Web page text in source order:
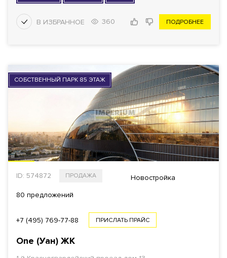
360 ПОДРОБНЕЕ
СОБСТВЕННЫЙ ПАРК 85 ЭТАЖ
ID: 574872 ПРОДАЖА Новостройка
80 предложений
+7 (495) 769-77-88 ПРИСЛАТЬ ПРАЙС
One (Уан) ЖК